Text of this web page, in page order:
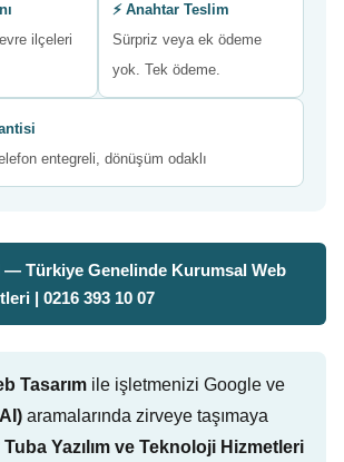
ilçeleri
⚡ Anahtar Teslim
Sürpriz veya ek ödeme
yok. Tek ödeme.
entegreli, dönüşüm odaklı
— Türkiye Genelinde Kurumsal Web
| 0216 393 10 07
Tasarım ile işletmenizi Google ve
aramalarında zirveye taşımaya
Tuba Yazılım ve Teknoloji Hizmetleri